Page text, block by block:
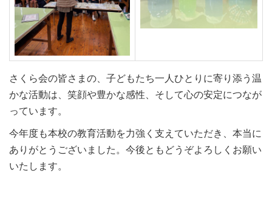
さくら会の皆さまの、子どもたち一人ひとりに寄り添う温
かな活動は、笑顔や豊かな感性、そして心の安定につなが
っています。
今年度も本校の教育活動を力強く支えていただき、本当に
ありがとうございました。今後ともどうぞよろしくお願い
いたします。